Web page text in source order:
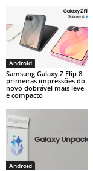
Android
Samsung Galaxy Z Flip 8:
primeiras impressões do
novo dobrável mais leve
e compacto
Android